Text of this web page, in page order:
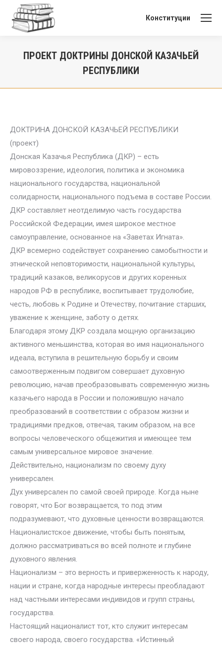
Конституции
ПРОЕКТ ДОКТРИНЫ ДОНСКОЙ КАЗАЧЬЕЙ
РЕСПУБЛИКИ
ДОКТРИНА ДОНСКОЙ КАЗАЧЬЕЙ РЕСПУБЛИКИ
(проект)
Донская Казачья Республика (ДКР) – есть
мировоззрение, идеология, политика и экономика
национального государства, национальной
солидарности, национального подъема в составе России.
ДКР составляет неотделимую часть государства
Российской Федерации, имея широкое местное
самоуправление, основанное на «Заветах Игната».
ДКР всемерно содействует сохранению самобытности и
этнической неповторимости, национальной культуры,
традиций казаков, великорусов и других коренных
народов РФ в республике, воспитывает трудолюбие,
честь, любовь к Родине и Отечеству, почитание старших,
уважение к женщине, заботу о детях.
Благодаря этому ДКР создала мощную организацию
активного меньшинства, которая во имя национального
идеала, вступила в решительную борьбу и своим
самоотверженным подвигом совершает духовную
революцию, начав преобразовывать современную жизнь
казачьего народа в России и положившую начало
преобразований в соответствии с образом жизни и
традициями предков, отвечая, таким образом, на все
вопросы человеческого общежития и имеющее тем
самым универсальное мировое значение.
Действительно, национализм по своему духу
универсален.
Дух универсален по самой своей природе. Когда ныне
говорят, что Бог возвращается, то под этим
подразумевают, что духовные ценности возвращаются.
Националистское движение, чтобы быть понятым,
должно рассматриваться во всей полноте и глубине
духовного явления.
Национализм – это верность и приверженность к народу,
нации и стране, когда народные интересы преобладают
над частными интересами индивидов и групп страны,
государства.
Настоящий националист тот, кто служит интересам
своего народа, своего государства. «Истинный